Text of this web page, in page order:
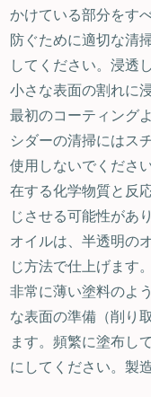
かけている部分をす
防ぐために適切な清
してください。浸透
小さな表面の割れに
最初のコーティング
シダーの清掃にはス
使用しないでくださ
在する化学物質と反
じさせる可能性があ
オイルは、半透明の
じ方法で仕上げます
非常に薄い塗料のよ
な表面の準備（削り
ます。頻繁に塗布し
にしてください。製